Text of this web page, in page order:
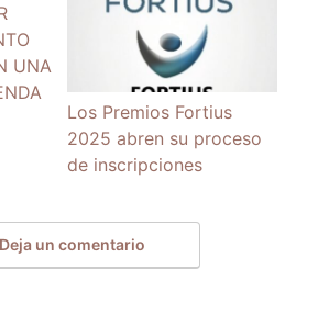
UNA
Los Premios Fortius
2025 abren su proceso
de inscripciones
Deja un comentario